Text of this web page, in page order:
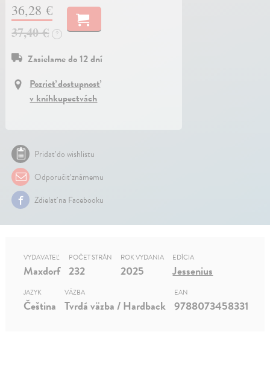
36,28 €
37,40 €
?
Zasielame do 12 dní
Pozrieť dostupnosť
v kníhkupectvách
Pridať do wishlistu
Odporučiť známemu
Zdielať na Facebooku
VYDAVATEĽ
Maxdorf
POČET STRÁN
232
ROK VYDANIA
2025
EDÍCIA
Jessenius
JAZYK
Čeština
VÄZBA
Tvrdá väzba / Hardback
EAN
9788073458331